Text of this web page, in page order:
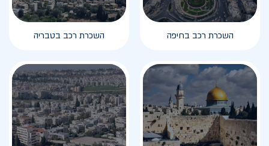
השכרת רכב בחיפה השכרת רכב בטבריה